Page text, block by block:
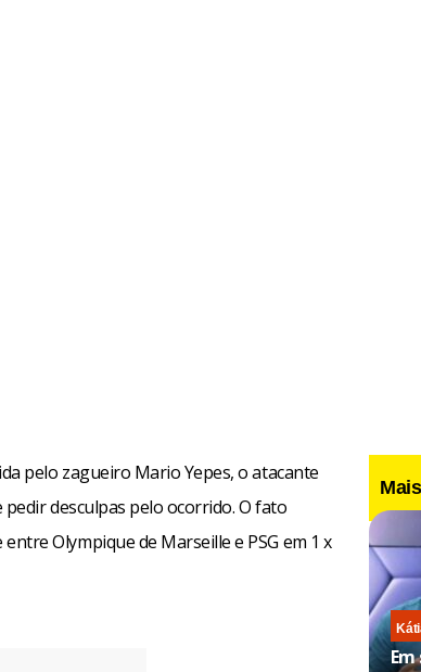
pelo zagueiro Mario Yepes, o atacante
desculpas pelo ocorrido. O fato
Olympique de Marseille e PSG em 1 x